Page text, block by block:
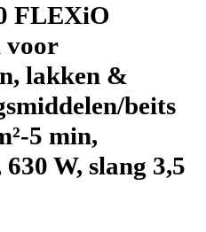
FLEXiO
voor
lakken &
beits
5 min,
W, slang 3,5